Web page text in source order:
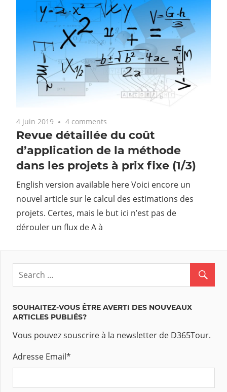
4 juin 2019 4 comments
Revue détaillée du coût
d’application de la méthode
dans les projets à prix fixe (1/3)
English version available here Voici encore un
nouvel article sur le calcul des estimations des
projets. Certes, mais le but ici n’est pas de
dérouler un flux de A à
SOUHAITEZ-VOUS ÊTRE AVERTI DES NOUVEAUX
ARTICLES PUBLIÉS?
Vous pouvez souscrire à la newsletter de D365Tour.
Adresse Email*